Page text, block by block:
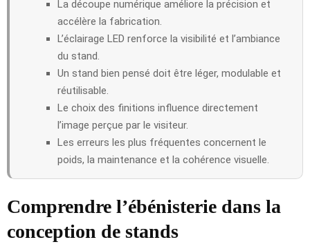
La découpe numérique améliore la précision et
accélère la fabrication.
L’éclairage LED renforce la visibilité et l’ambiance
du stand.
Un stand bien pensé doit être léger, modulable et
réutilisable.
Le choix des finitions influence directement
l’image perçue par le visiteur.
Les erreurs les plus fréquentes concernent le
poids, la maintenance et la cohérence visuelle.
Comprendre l’ébénisterie dans la
conception de stands